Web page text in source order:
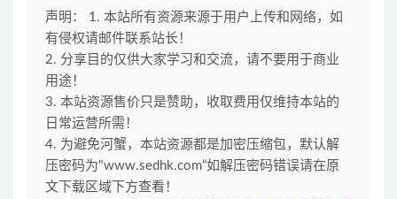
第59集 家务活还是勤快点比较好
第60集 刻意的设计也可能歪打正着
第61集 无法忘怀的是青春啊
第62集 深不可测的往往是不爱说话的人
第63集 电影大作战
第64集 职业女性也有难以招架的时候
第65集 老板也不是那么好当的
第66集 任何事情过了头就糟糕了
第67集 果然女孩子都是最可爱的
声明： 1. 本站所有资源来源于用户上传和网络，如
有侵权请邮件联系站长！
2. 分享目的仅供大家学习和交流，请不要用于商业
用途！
3. 本站资源售价只是赞助，收取费用仅维持本站的
日常运营所需！
4. 为避免河蟹，本站资源都是加密压缩包，默认解
压密码为"www.sedhk.com“如解压密码错误请在原
文下载区域下方查看！